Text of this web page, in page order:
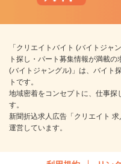
「クリエイトバイト (バイトジャ
ト探し・パート募集情報が満載
(バイトジャングル)」は、バイト
トです。
地域密着をコンセプトに、仕事探
す。
新聞折込求人広告「クリエイト
運営しています。